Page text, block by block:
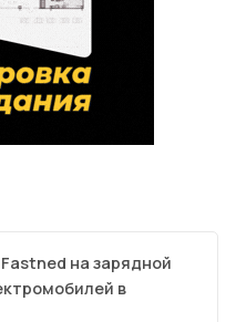
на зарядной
в